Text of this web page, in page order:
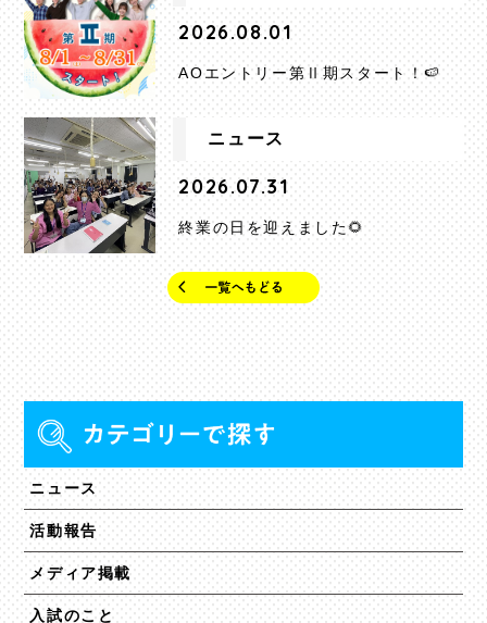
2026.08.01
AOエントリー第Ⅱ期スタート！🍉
ニュース
2026.07.31
終業の日を迎えました🌻
ニュース
活動報告
メディア掲載
入試のこと